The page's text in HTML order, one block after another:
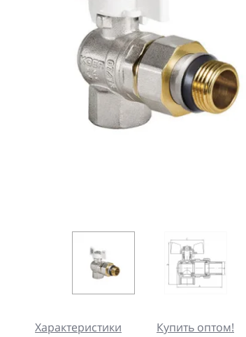
Характеристики Купить оптом!